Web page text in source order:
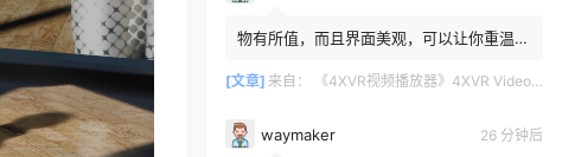
物有所值，而且界面美观，可以让你重温那
4XVR让它们重获新生。画面...
[文章] 来自： 《4XVR视频播放器》4XVR Video Player
waymaker 26 分钟后